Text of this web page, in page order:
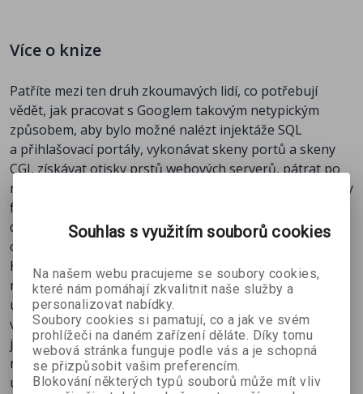
Kapitola 7- Deset fukčních hledání týkajících se
Kapitola 8- Vystopování webových serverů,
přihlašovacích portálů, síťového hardwaru
Kapitola 9- Uživatelská jména, hesla a utajované
informace
Kapitola 10- Obrušování dokumentů, kutání v
Kapitola 12- Automatizace vyhledávání Googlem
Dodatek A- Profesionální testování bezpečnosti
aplikací
Dodatek C- Google Hacking Database
Více o knize
Patříte mezi ten druh zkoumavých lidí, co potřebují
vědět, jak pracovat s Googlem takovým netypickým
způsobem, aby bylo možné nalézt injektáže SQL
a přihlašovací portály, vykonávat skeny portů a skeny
CGI, získávat otisky prstů webových serverů, pátrat po
neuvěřitelných informacích z archivů jako jsou protokoly
firewallů a IDS, databáze hesel, dumpy SQL a mnoho
dalšího? A to za předpokladu, aniž by se na vytipovaný
cíl odeslal jediný paket? Ano? Pak je kniha Google
HACKING pro vás ta pravá. Tím, že tato kniha, převrací
na ruby sociotechniky zlovolných „hackerů Googlu“,
ukazuje všem bezpečnostním pracovníkům (kteří jsou
ve firmě zodpovědni za bezpečnost) podrobné postupy,
jak mohou řádně ochránit své servery od tohoto
mnohokrát přehlíženého a velmi nebezpečného druhu
úniku informací.
Souhlas s využitím souborů cookies
Na našem webu pracujeme se soubory cookies,
které nám pomáhají zkvalitnit naše služby a
personalizovat nabídky.
Soubory cookies si pamatují, co a jak ve svém
prohlížeči na daném zařízení děláte. Díky tomu
webová stránka funguje podle vás a je schopná
se přizpůsobit vašim preferencím.
Blokování některých typů souborů může mít vliv